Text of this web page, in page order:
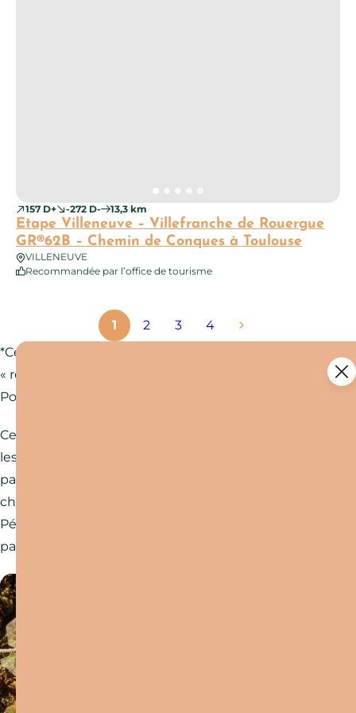
157 D+ -272 D- 13,3 km
Etape Villeneuve – Villefranche de Rouergue
GR®62B – Chemin de Conques à Toulouse
VILLENEUVE
Recommandée par l’office de tourisme
1 2 3
4
*Certains circuits font partie d’une sélection
« recommandé par l’office de tourisme ».
Pourquoi ?
Ces circuits sont mis en avant car ils rassemblent
les critères suivants : intérêt paysager et/ou
patrimonial, entretien régulier, balisage selon la
charte de la Fédération Française de Randonnée
Pédestre et sécurité avec moins de 30% de
passage sur route.